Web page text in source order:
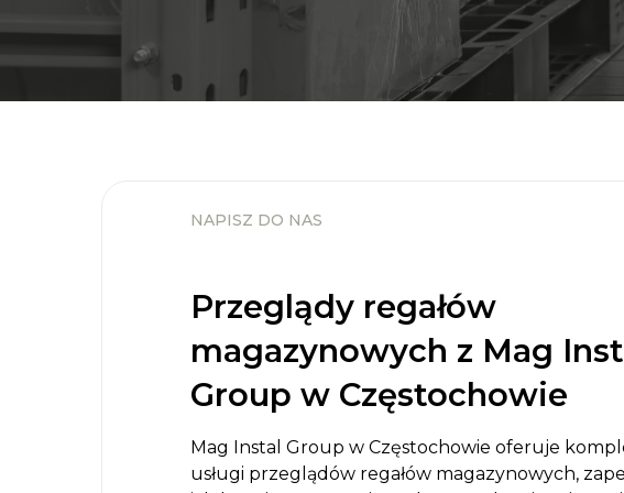
NAPISZ DO NAS
Przeglądy regałów
magazynowych z Mag
Group w Częstochowie
Mag Instal Group w Częstochowie oferuje
usługi przeglądów regałów magazynowych,